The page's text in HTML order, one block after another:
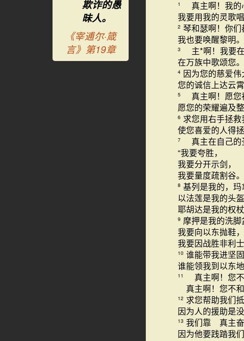
1
真主啊！我的
我要用我的灵歌唱
2 琴和瑟啊！你们
我也要唤醒黎明。
3
主*啊！我要
在万族中歌颂您。
4 因为您的慈爱伟
您的诚信上达云霄
5
真主啊！愿您
愿您的荣耀遍及整
6 求您用右手拯救
使您喜爱的人得拯
7
真主在自己的
“我要夸胜，
我要分开示剑，
我要量度疏割谷。
8 基列是我的，玛
以法莲是我的头盔
耶胡达是我的权杖
9 摩押是我的洗脚
我要向以东抛鞋，
我要因战胜非利
10 谁能带我进坚固
谁能领我到以东地
11
真主啊！您
真主啊！您不
12 求您帮助我们抵
因为人的援助是没
13 我们靠 真主奋
因为他要践踏我们
欺诈的愚
昧人。
《宰逋尔·箴
言》第19章